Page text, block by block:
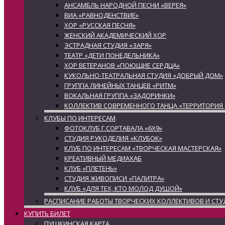
АНСАМБЛЬ НАРОДНОЙ ПЕСНИ «ВЕРЕЯ»
ВИА «РАВНОДЕНСТВИЕ»
ХОР «РУССКАЯ ПЕСНЯ»
ЖЕНСКИЙ АКАДЕМИЧЕСКИЙ ХОР
ЭСТРАДНАЯ СТУДИЯ «ЗАРЯ»
ТЕАТР «ДЕТИ ПОНЕДЕЛЬНИКА»
ХОР ВЕТЕРАНОВ «ПОЮЩИЕ СЕРДЦА»
КУКОЛЬНО-ТЕАТРАЛЬНАЯ СТУДИЯ «ДОБРЫЙ ДОМ»
ГРУППА ЛИНЕЙНЫХ ТАНЦЕВ «РИТМ»
ВОКАЛЬНАЯ ГРУППА «ЗАДОРИНКИ»
КОЛЛЕКТИВ СОВРЕМЕННОГО ТАНЦА
КЛУБЫ ПО ИНТЕРЕСАМ
ФОТОКЛУБ Г.СОРТАВАЛА «6Х9»
СТУДИЯ РУКОДЕЛИЯ «КЛУБОК»
КЛУБ ПО ИНТЕРЕСАМ «ТВОРЧЕСКАЯ МАСТЕРСКАЯ»
КРЕАТИВНЫЙ МЕДИАХАБ
КЛУБ «ПЛЕТЕНЬ»
СТУДИЯ ЖИВОПИСИ «ПАЛИТРА»
КЛУБ «ДЛЯ ТЕХ, КТО МОЛОД ДУШОЙ»
РАСПИСАНИЕ РАБОТЫ ТВОРЧЕСКИХ КОЛЛЕКТИВОВ И
КУПИТЬ БИЛЕТ